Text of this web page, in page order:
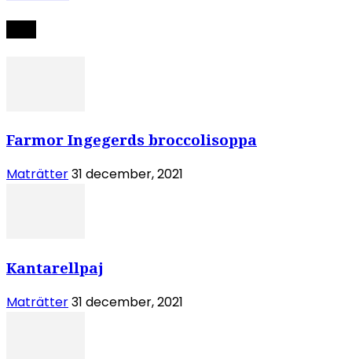
Farmor Ingegerds broccolisoppa
Maträtter31 december, 2021
Kantarellpaj
Maträtter31 december, 2021